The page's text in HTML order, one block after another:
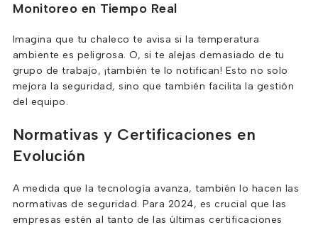
Monitoreo en Tiempo Real
Imagina que tu chaleco te avisa si la temperatura
ambiente es peligrosa. O, si te alejas demasiado de tu
grupo de trabajo, ¡también te lo notifican! Esto no solo
mejora la seguridad, sino que también facilita la gestión
del equipo.
Normativas y Certificaciones en
Evolución
A medida que la tecnología avanza, también lo hacen las
normativas de seguridad. Para 2024, es crucial que las
empresas estén al tanto de las últimas certificaciones